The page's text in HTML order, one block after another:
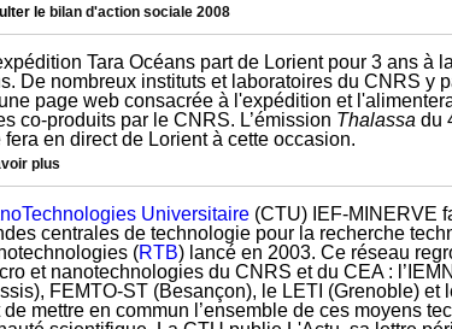
le bilan d'action sociale 2008
Tara Océans part de Lorient pour 3 ans à
De nombreux instituts et laboratoires du CNRS y
page web consacrée à l'expédition et
co-produits par le CNRS. L’émission Thalassa du
en direct de Lorient à cette occasion.
plus
Universitaire (CTU) IEF-MINERVE
centrales de technologie pour la recherche
(RTB) lancé en 2003. Ce réseau
et nanotechnologies du CNRS et du CEA :
FEMTO-ST (Besançon), le LETI (Grenoble) et
mettre en commun l’ensemble de ces moyens